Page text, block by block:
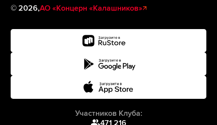
©2026,АО «Концерн «Калашников»
Участников Клуба: